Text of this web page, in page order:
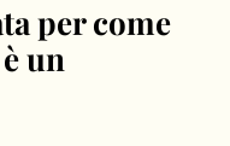
per come
un